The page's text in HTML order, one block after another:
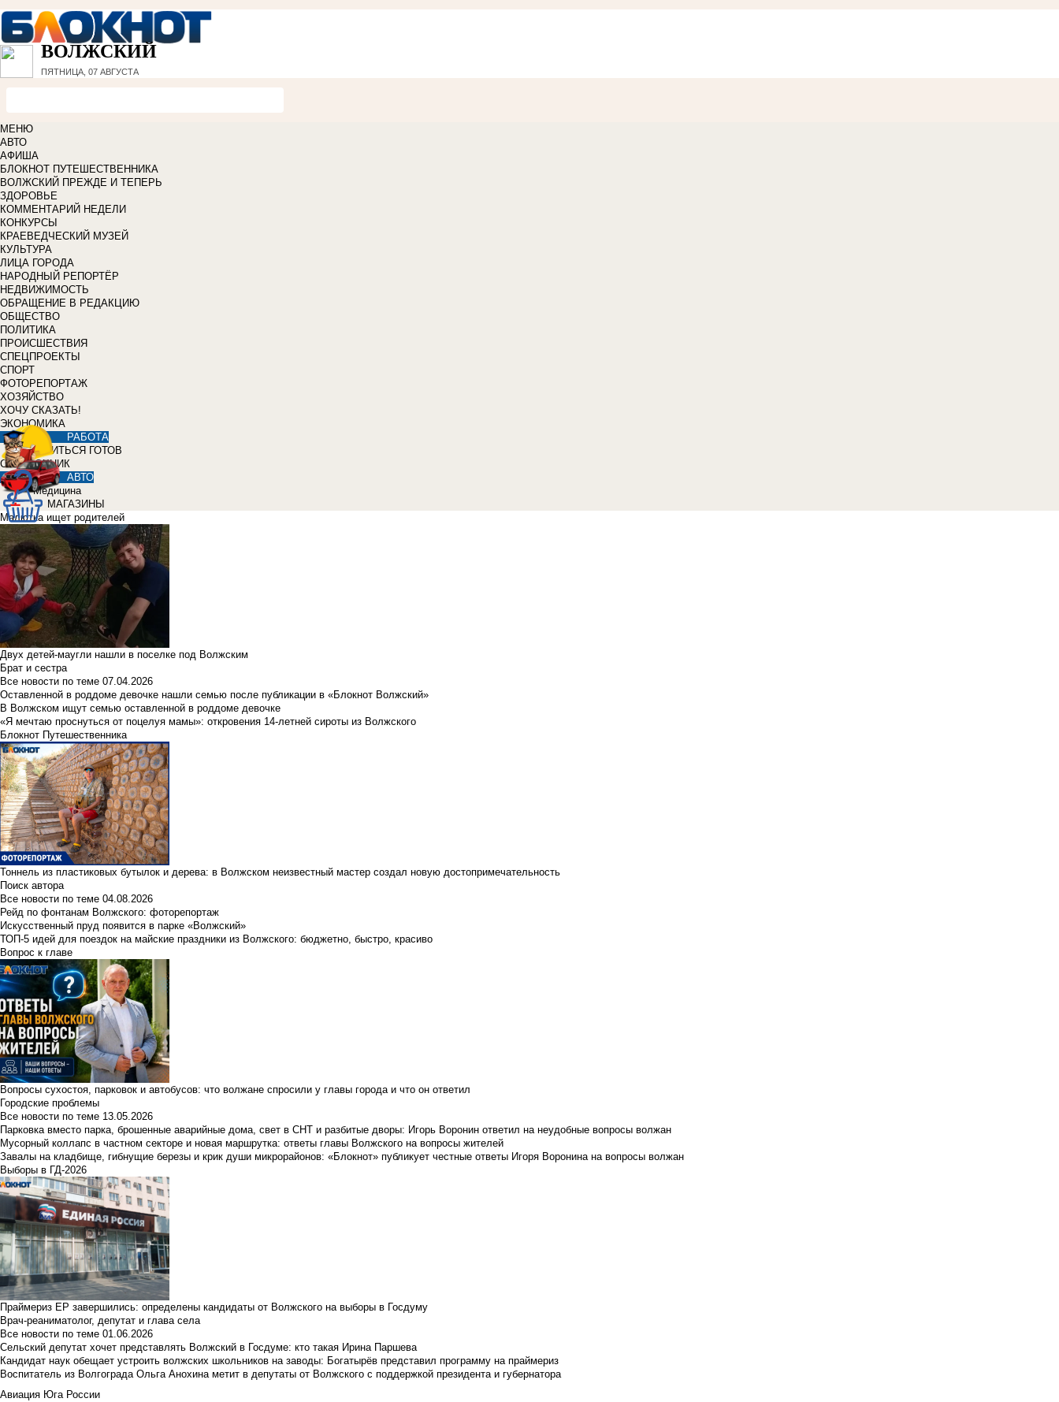
ВОЛЖСКИЙ
ПЯТНИЦА, 07 АВГУСТА
МЕНЮ
АВТО
АФИША
БЛОКНОТ ПУТЕШЕСТВЕННИКА
ВОЛЖСКИЙ ПРЕЖДЕ И ТЕПЕРЬ
ЗДОРОВЬЕ
КОММЕНТАРИЙ НЕДЕЛИ
КОНКУРСЫ
КРАЕВЕДЧЕСКИЙ МУЗЕЙ
КУЛЬТУРА
ЛИЦА ГОРОДА
НАРОДНЫЙ РЕПОРТЁР
НЕДВИЖИМОСТЬ
ОБРАЩЕНИЕ В РЕДАКЦИЮ
ОБЩЕСТВО
ПОЛИТИКА
ПРОИСШЕСТВИЯ
СПЕЦПРОЕКТЫ
СПОРТ
ФОТОРЕПОРТАЖ
ХОЗЯЙСТВО
ХОЧУ СКАЗАТЬ!
ЭКОНОМИКА
РАБОТА
УЧИТЬСЯ ГОТОВ
СПРАВОЧНИК
АВТО
Медицина
МАГАЗИНЫ
Малютка ищет родителей
Двух детей-маугли нашли в поселке под Волжским
Брат и сестра
Все новости по теме 07.04.2026
Оставленной в роддоме девочке нашли семью после публикации в «Блокнот Волжский»
В Волжском ищут семью оставленной в роддоме девочке
«Я мечтаю проснуться от поцелуя мамы»: откровения 14-летней сироты из Волжского
Блокнот Путешественника
Тоннель из пластиковых бутылок и дерева: в Волжском неизвестный мастер создал новую достопримечательность
Поиск автора
Все новости по теме 04.08.2026
Рейд по фонтанам Волжского: фоторепортаж
Искусственный пруд появится в парке «Волжский»
ТОП-5 идей для поездок на майские праздники из Волжского: бюджетно, быстро, красиво
Вопрос к главе
Вопросы сухостоя, парковок и автобусов: что волжане спросили у главы города и что он ответил
Городские проблемы
Все новости по теме 13.05.2026
Парковка вместо парка, брошенные аварийные дома, свет в СНТ и разбитые дворы: Игорь Воронин ответил на неудобные вопросы волжан
Мусорный коллапс в частном секторе и новая маршрутка: ответы главы Волжского на вопросы жителей
Завалы на кладбище, гибнущие березы и крик души микрорайонов: «Блокнот» публикует честные ответы Игоря Воронина на вопросы волжан
Выборы в ГД-2026
Праймериз ЕР завершились: определены кандидаты от Волжского на выборы в Госдуму
Врач-реаниматолог, депутат и глава села
Все новости по теме 01.06.2026
Сельский депутат хочет представлять Волжский в Госдуме: кто такая Ирина Паршева
Кандидат наук обещает устроить волжских школьников на заводы: Богатырёв представил программу на праймериз
Воспитатель из Волгограда Ольга Анохина метит в депутаты от Волжского с поддержкой президента и губернатора
Авиация Юга России